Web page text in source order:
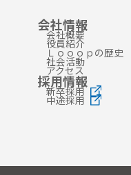
会社情報
会社概要
役員紹介
Ｌｏｏｏｐの歴史
社会活動
アクセス
採用情報
新卒採用
中途採用